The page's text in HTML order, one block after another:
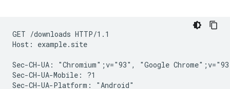
GET /downloads HTTP/1.1
Host: example.site
Sec-CH-UA: "Chromium";v="93", "Google
Sec-CH-UA-Mobile: ?1